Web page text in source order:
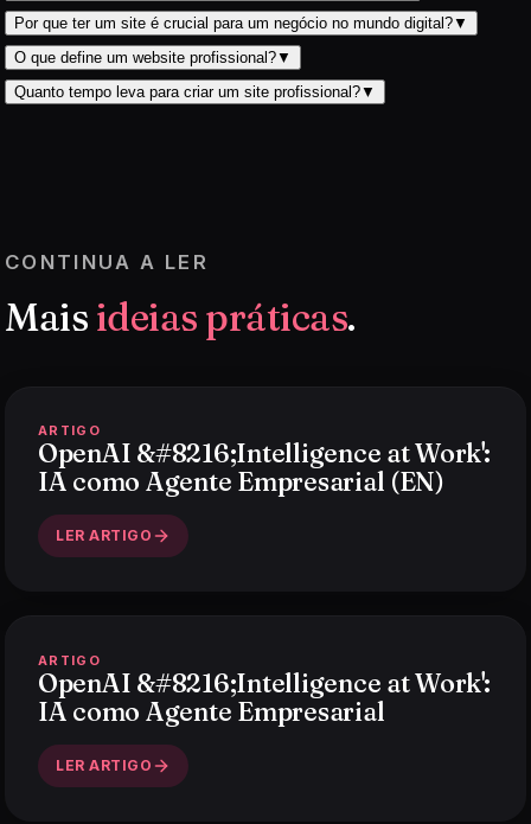
Por que ter um site é crucial para um negócio no mundo digital?▼
O que define um website profissional?▼
Quanto tempo leva para criar um site profissional?▼
CONTINUA A LER
Mais ideias práticas.
ARTIGO
OpenAI &#8216;Intelligence at Work':
IA como Agente Empresarial (EN)
LER ARTIGO
ARTIGO
OpenAI &#8216;Intelligence at Work':
IA como Agente Empresarial
LER ARTIGO